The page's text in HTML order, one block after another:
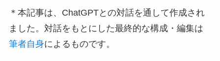
＊本記事は、ChatGPTとの対話を通して作成され
ました。対話をもとにした最終的な構成・編集は
筆者自身によるものです。